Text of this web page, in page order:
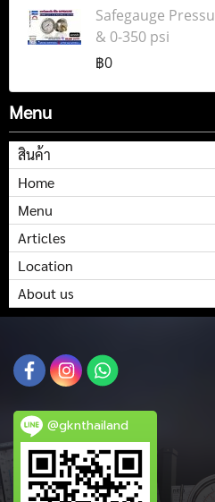
Safegauge
& 0-350 psi
฿0
Menu
สินค้า
Home
Menu
Articles
Location
About us
@gknthailand